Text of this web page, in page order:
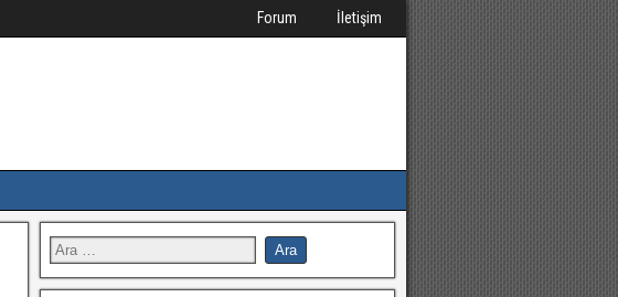
Forum İletişim